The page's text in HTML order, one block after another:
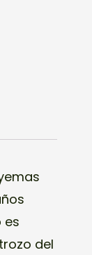
es
del